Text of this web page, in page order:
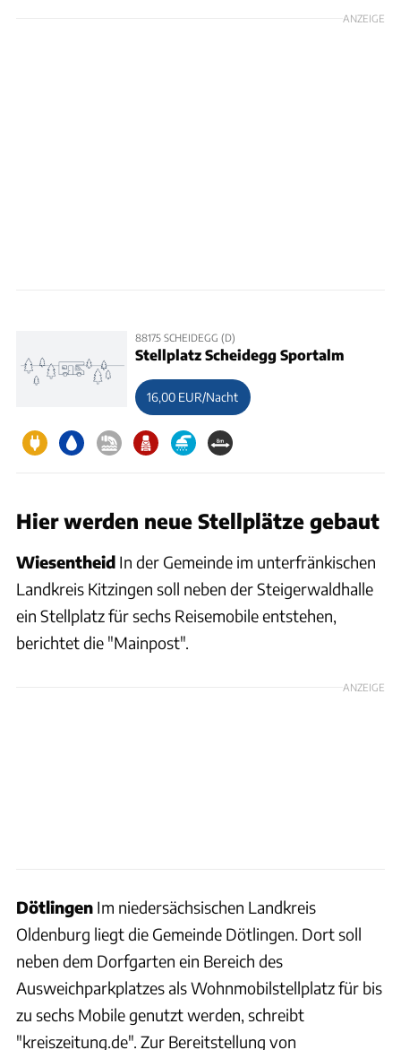
ANZEIGE
88175 SCHEIDEGG (D)
Stellplatz Scheidegg Sportalm
16,00 EUR/Nacht
Hier werden neue Stellplätze gebaut
Wiesentheid In der Gemeinde im unterfränkischen
Landkreis Kitzingen soll neben der Steigerwaldhalle
ein Stellplatz für sechs Reisemobile entstehen,
berichtet die "Mainpost".
ANZEIGE
Dötlingen Im niedersächsischen Landkreis
Oldenburg liegt die Gemeinde Dötlingen. Dort soll
neben dem Dorfgarten ein Bereich des
Ausweichparkplatzes als Wohnmobilstellplatz für bis
zu sechs Mobile genutzt werden, schreibt
"kreiszeitung.de". Zur Bereitstellung von